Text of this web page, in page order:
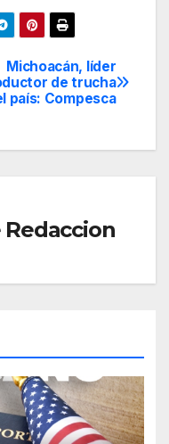
Michoacán, líder
de trucha
país: Compesca